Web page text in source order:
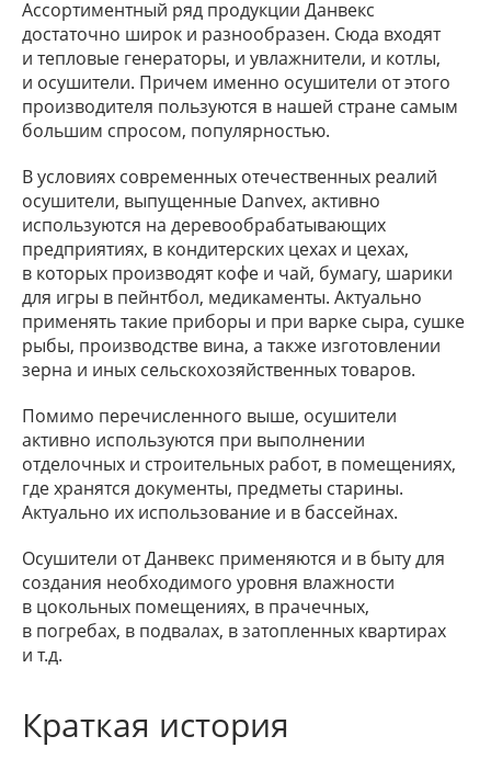
Ассортиментный ряд продукции Данвекс
достаточно широк и разнообразен. Сюда входят
и тепловые генераторы, и увлажнители, и котлы,
и осушители. Причем именно осушители от этого
производителя пользуются в нашей стране самым
большим спросом, популярностью.
В условиях современных отечественных реалий
осушители, выпущенные Danvex, активно
используются на деревообрабатывающих
предприятиях, в кондитерских цехах и цехах,
в которых производят кофе и чай, бумагу, шарики
для игры в пейнтбол, медикаменты. Актуально
применять такие приборы и при варке сыра, сушке
рыбы, производстве вина, а также изготовлении
зерна и иных сельскохозяйственных товаров.
Помимо перечисленного выше, осушители
активно используются при выполнении
отделочных и строительных работ, в помещениях,
где хранятся документы, предметы старины.
Актуально их использование и в бассейнах.
Осушители от Данвекс применяются и в быту для
создания необходимого уровня влажности
в цокольных помещениях, в прачечных,
в погребах, в подвалах, в затопленных квартирах
и т.д.
Краткая история